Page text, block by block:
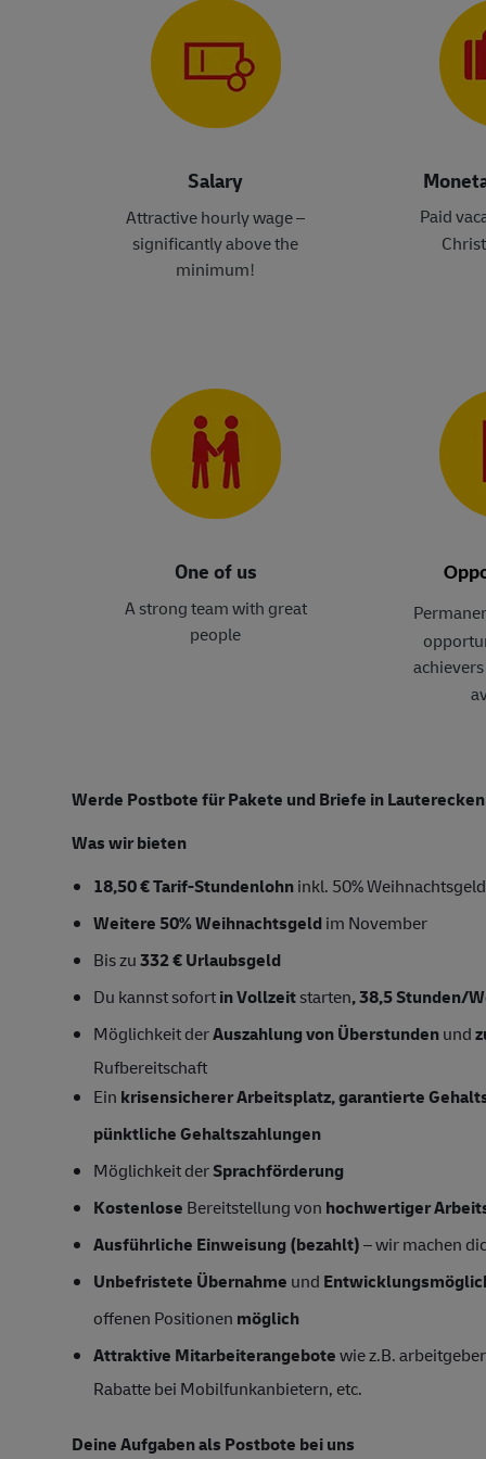
Salary
Attractive hourly wage –
significantly above the
minimum!​​​​​​​
Paid
One of us
A strong team with great
people
Werde Postbote für Pakete und Briefe in Lauterecken
Was wir bieten
18,50 € Tarif-Stundenlohninkl. 50%
Weitere 50% Weihnachtsgeldim November
Bis zu332 € Urlaubsgeld
Du kannst sofortin Vollzeitstarten,38,5Stunden/
Möglichkeit derAuszahlung von Überstundenund
Rufbereitschaft
Ein krisensicherer Arbeitsplatz, garantierte
pünktliche Gehaltszahlungen
Möglichkeit derSprachförderung
Kostenlose Bereitstellung von hochwertiger
Ausführliche Einweisung (bezahlt)– wir machen
Unbefristete Übernahme und
offenen Positionen möglich
Attraktive Mitarbeiterangebotewie z.B.
Rabatte bei Mobilfunkanbietern, etc.
Deine Aufgaben als Postbote bei uns